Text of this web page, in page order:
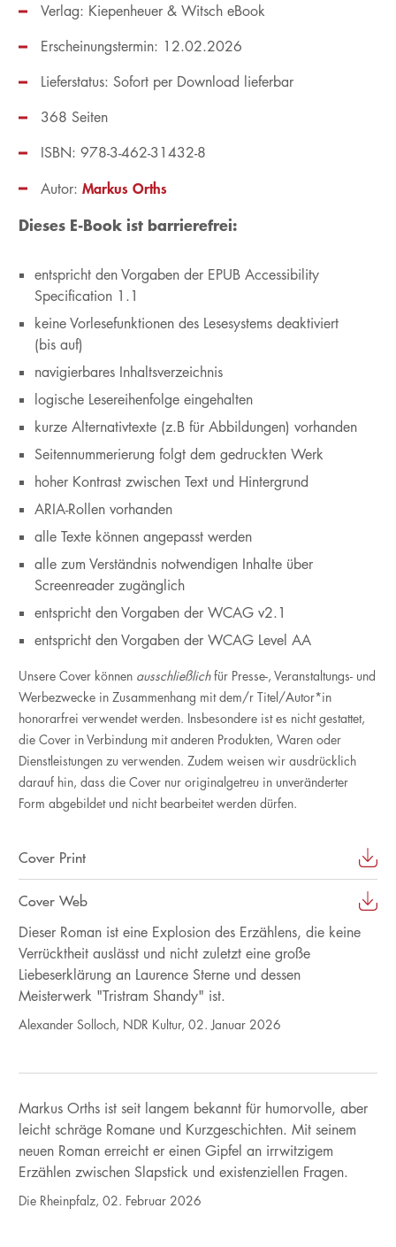
Verlag: Kiepenheuer & Witsch eBook
Erscheinungstermin: 12.02.2026
Lieferstatus: Sofort per Download lieferbar
ISBN: 978-3-462-31432-8
368 Seiten
Autor: Markus Orths
Dieses E-Book ist barrierefrei:
entspricht den Vorgaben der EPUB Accessibility
Specification 1.1
keine Vorlesefunktionen des Lesesystems deaktiviert
(bis auf)
navigierbares Inhaltsverzeichnis
logische Lesereihenfolge eingehalten
kurze Alternativtexte (z.B für Abbildungen) vorhanden
Seitennummerierung folgt dem gedruckten Werk
hoher Kontrast zwischen Text und Hintergrund
ARIA-Rollen vorhanden
alle Texte können angepasst werden
alle zum Verständnis notwendigen Inhalte über
Screenreader zugänglich
entspricht den Vorgaben der WCAG v2.1
entspricht den Vorgaben der WCAG Level AA
Unsere Cover können ausschließlichfür Presse-, Veranstaltungs- und
Werbezwecke in Zusammenhang mit dem/r Titel/Autor*in
honorarfrei verwendet werden. Insbesondere ist es nicht gestattet,
die Cover in Verbindung mit anderen Produkten, Waren oder
Dienstleistungen zu verwenden. Zudem weisen wir ausdrücklich
darauf hin, dass die Cover nur originalgetreu in unveränderter
Form abgebildet und nicht bearbeitet werden dürfen.
Cover Print
Cover Web
Dieser Roman ist eine Explosion des Erzählens, die keine
Verrücktheit auslässt und nicht zuletzt eine große
Liebeserklärung an Laurence Sterne und dessen
Meisterwerk "Tristram Shandy" ist.
Alexander Solloch, NDR Kultur, 02. Januar 2026
Markus Orths ist seit langem bekannt für humorvolle, aber
leicht schräge Romane und Kurzgeschichten. Mit seinem
neuen Roman erreicht er einen Gipfel an irrwitzigem
Erzählen zwischen Slapstick und existenziellen Fragen.
Die Rheinpfalz, 02. Februar 2026